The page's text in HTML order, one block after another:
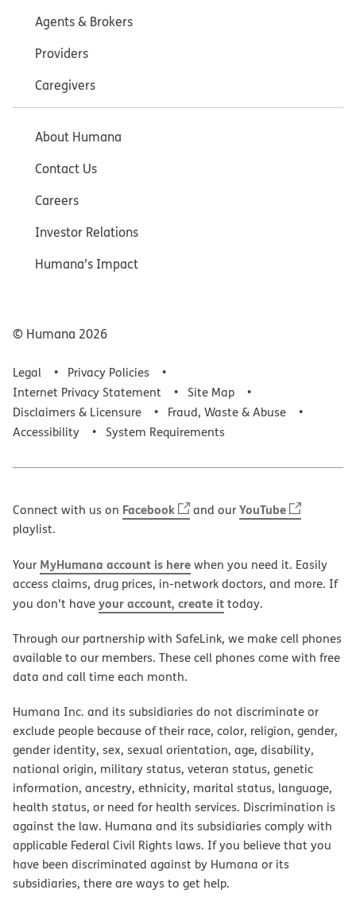
Agents & Brokers
Providers
Caregivers
About Humana
Contact Us
Careers
Investor Relations
Humana’s Impact
© Humana 2026
Legal
Privacy Policies
Internet Privacy Statement
Site Map
Disclaimers & Licensure
Fraud, Waste & Abuse
Accessibility
System Requirements
Connect with us on Facebook and ourYouTube
playlist.
Your MyHumana account is herewhen you need it. Easily
access claims, drug prices, in-network doctors, and more. If
you don’t haveyour account, create ittoday.
Through our partnership with SafeLink, we make cell phones
available to our members. These cell phones come with free
data and call time each month.
Humana Inc. and its subsidiaries do not discriminate or
exclude people because of their race, color, religion, gender,
gender identity, sex, sexual orientation, age, disability,
national origin, military status, veteran status, genetic
information, ancestry, ethnicity, marital status, language,
health status, or need for health services. Discrimination is
against the law. Humana and its subsidiaries comply with
applicable Federal Civil Rights laws. If you believe that you
have been discriminated against by Humana or its
subsidiaries, there are ways to get help.